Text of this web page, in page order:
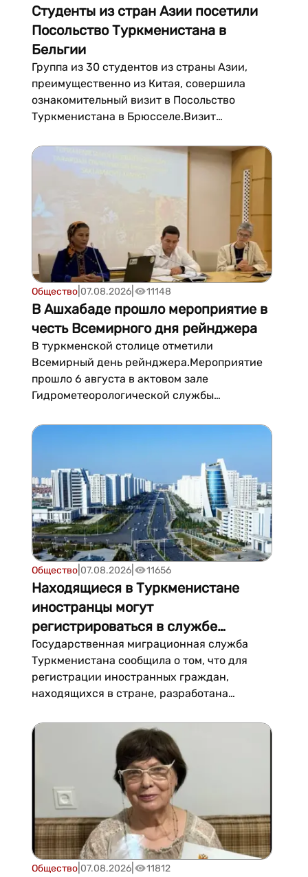
Студенты из стран Азии посетили
Посольство Туркменистана в
Бельгии
Группа из 30 студентов из страны Азии,
преимущественно из Китая, совершила
ознакомительный визит в Посольство
Туркменистана в Брюсселе.Визит
программы, согласно которой молодёжь
знакомилась с деятельностью институтов
европейской дипломатии и работой
дипломатических пр...
Общество| 07.08.2026| 11148
В Ашхабаде прошло мероприятие в
честь Всемирного дня рейнджера
В туркменской столице отметили
Всемирный день рейнджера.Мероприятие
прошло 6 августа в актовом зале
Гидрометеорологической службы
Туркменистана.К участию во встрече были
каждого государственного заповедника и
велаятских управл...
Общество| 07.08.2026| 11656
Находящиеся в Туркменистане
иностранцы могут
регистрироваться в службе
миграции онлайн
Государственная миграционная служба
Туркменистана сообщила о том, что для
регистрации иностранных граждан,
находящихся в стране, разработана
Общество| 07.08.2026| 11812